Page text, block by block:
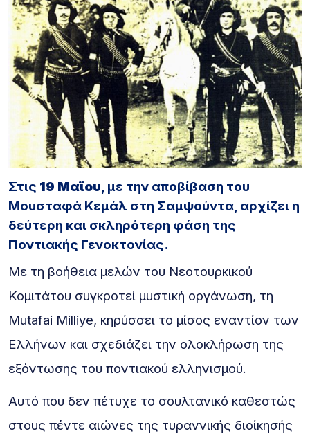
Στις 19 Μαϊου, με την αποβίβαση του
Μουσταφά Κεμάλ στη Σαμψούντα, αρχίζει η
δεύτερη και σκληρότερη φάση της
Ποντιακής Γενοκτονίας.
Με τη βοήθεια μελών του Νεοτουρκικού
Κομιτάτου συγκροτεί μυστική οργάνωση, τη
Mutafai Milliye, κηρύσσει το μίσος εναντίον των
Ελλήνων και σχεδιάζει την ολοκλήρωση της
εξόντωσης του ποντιακού ελληνισμού.
Αυτό που δεν πέτυχε το σουλτανικό καθεστώς
στους πέντε αιώνες της τυραννικής διοίκησής